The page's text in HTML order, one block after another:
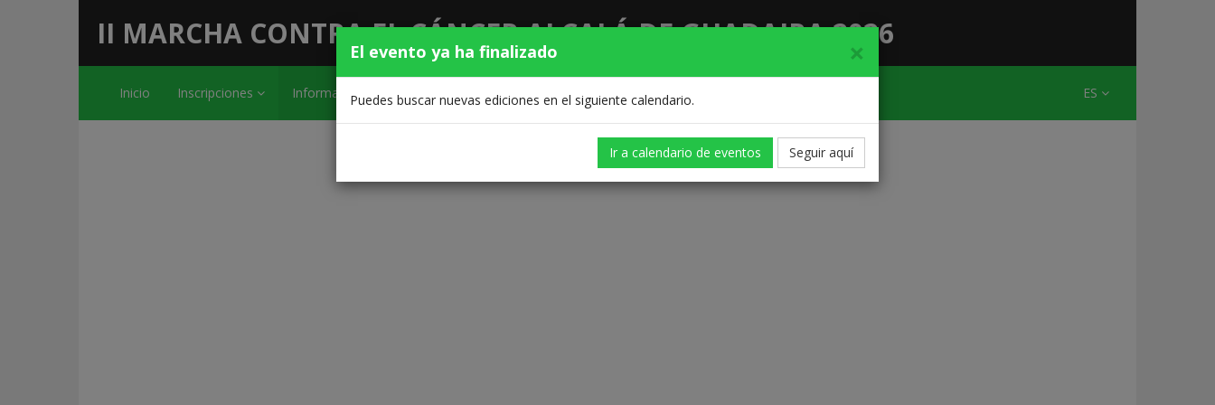
II MARCHA CONTRA EL CÁNCER ALCALÁ DE GUADAIRA 2026
Inicio Inscripciones Información ES
Documentación
×
El evento ya ha finalizado
Puedes buscar nuevas ediciones en el siguiente calendario.
Seguir aquí
Ir a calendario de eventos